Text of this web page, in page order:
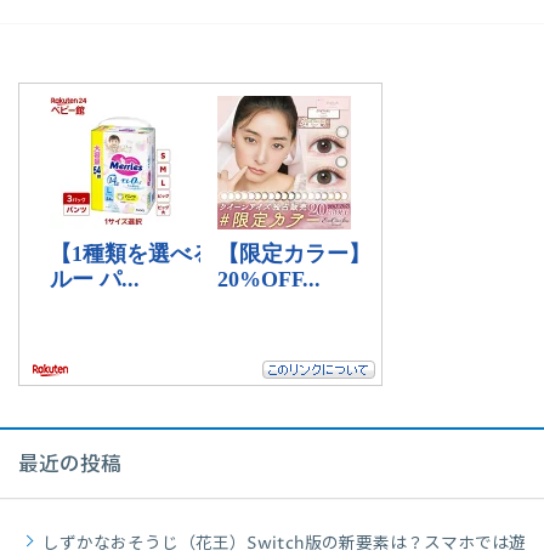
最近の投稿
しずかなおそうじ（花王）Switch版の新要素は？スマホでは遊